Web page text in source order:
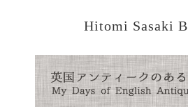
Hitomi Sasaki